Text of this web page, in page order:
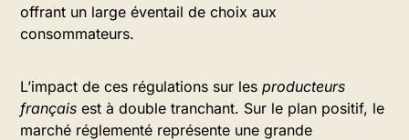
offrant un large éventail de choix aux
consommateurs.
L’impact de ces régulations sur les producteurs
français est à double tranchant. Sur le plan positif, le
marché réglementé représente une grande